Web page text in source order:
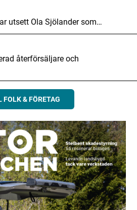
utsett Ola Sjölander som…
återförsäljare och
FOLK & FÖRETAG